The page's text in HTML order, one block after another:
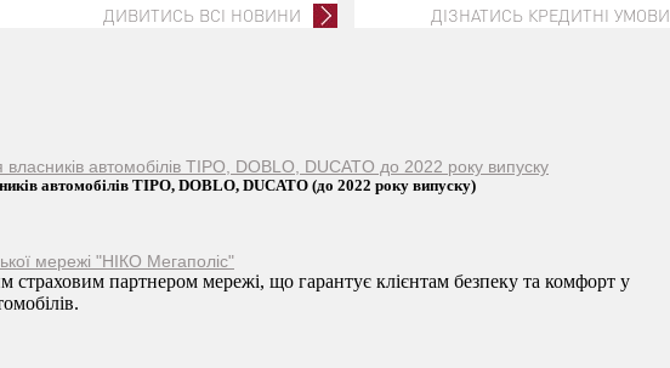
ДИВИТИСЬ ВСІ НОВИНИ ДІЗНАТИСЬ КРЕДИТНІ УМОВИ
автомобілів TIPO, DOBLO, DUCATO до 2022 року випуску
автомобілів TIPO, DOBLO, DUCATO (до 2022 року випуску)
мережі "НІКО Мегаполіс"
партнером мережі, що гарантує клієнтам безпеку та комфорт у